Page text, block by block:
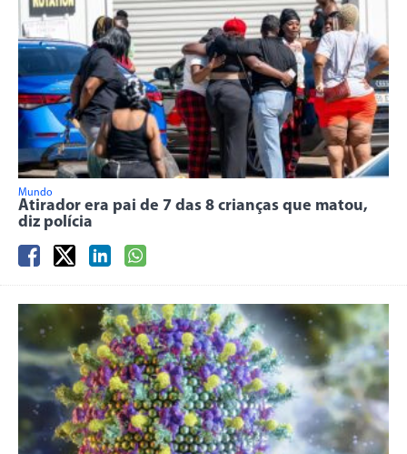
Mundo
Atirador era pai de 7 das 8 crianças que matou,
diz polícia